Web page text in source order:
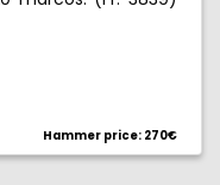
Hammer price: 270€